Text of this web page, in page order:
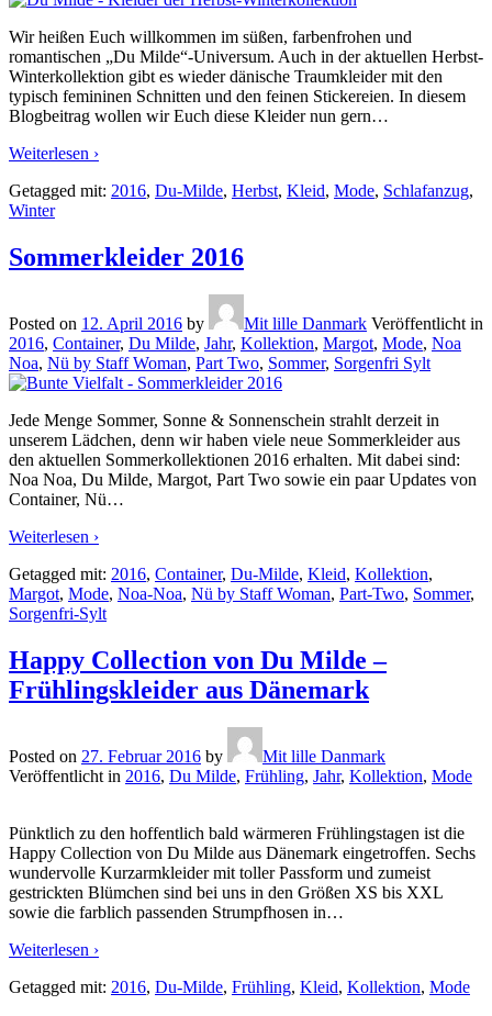
Wir heißen Euch willkommen im süßen, farbenfrohen und
romantischen „Du Milde“-Universum. Auch in der aktuellen Herbst-
Winterkollektion gibt es wieder dänische Traumkleider mit den
typisch femininen Schnitten und den feinen Stickereien. In diesem
Blogbeitrag wollen wir Euch diese Kleider nun gern…
Weiterlesen ›
Getagged mit: 2016, Du-Milde, Herbst, Kleid, Mode, Schlafanzug,
Winter
Sommerkleider 2016
Posted on 12. April 2016 by Mit lille Danmark Veröffentlicht in
2016, Container, Du Milde, Jahr, Kollektion, Margot, Mode, Noa
Noa, Nü by Staff Woman, Part Two, Sommer, Sorgenfri Sylt
Jede Menge Sommer, Sonne & Sonnenschein strahlt derzeit in
unserem Lädchen, denn wir haben viele neue Sommerkleider aus
den aktuellen Sommerkollektionen 2016 erhalten. Mit dabei sind:
Noa Noa, Du Milde, Margot, Part Two sowie ein paar Updates von
Container, Nü…
Weiterlesen ›
Getagged mit: 2016, Container, Du-Milde, Kleid, Kollektion,
Margot, Mode, Noa-Noa, Nü by Staff Woman, Part-Two, Sommer,
Sorgenfri-Sylt
Happy Collection von Du Milde –
Frühlingskleider aus Dänemark
Posted on 27. Februar 2016 by
Mit lille Danmark
Veröffentlicht in 2016, Du Milde, Frühling, Jahr, Kollektion, Mode
Pünktlich zu den hoffentlich bald wärmeren Frühlingstagen ist die
Happy Collection von Du Milde aus Dänemark eingetroffen. Sechs
wundervolle Kurzarmkleider mit toller Passform und zumeist
gestrickten Blümchen sind bei uns in den Größen XS bis XXL
sowie die farblich passenden Strumpfhosen in…
Weiterlesen ›
Getagged mit: 2016, Du-Milde, Frühling, Kleid, Kollektion, Mode